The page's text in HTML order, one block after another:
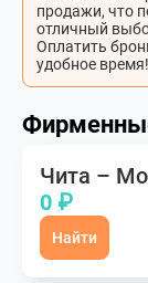
продажи, что
отличный
Оплатить
удобное время!
Чита –
0 ₽
Найти